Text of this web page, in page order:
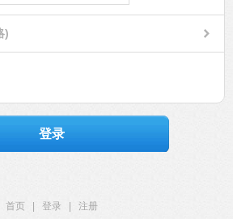
)
登录
首页 登录
注册